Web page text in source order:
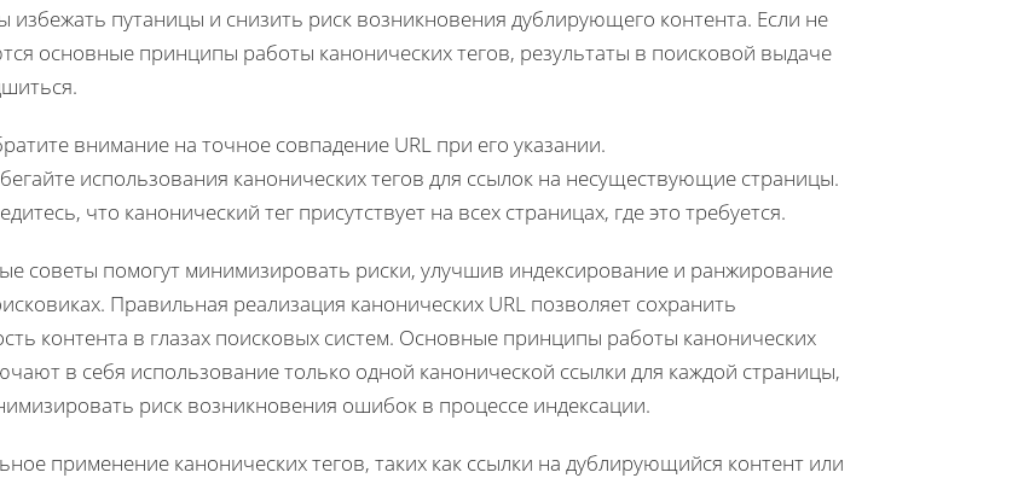
избежать путаницы и снизить риск возникновения дублирующего контента. Если не
основные принципы работы канонических тегов, результаты в поисковой выдаче
внимание на точное совпадение URL при его указании.
использования канонических тегов для ссылок на несуществующие страницы.
что канонический тег присутствует на всех страницах, где это требуется.
советы помогут минимизировать риски, улучшив индексирование и ранжирование
Правильная реализация канонических URL позволяет сохранить
контента в глазах поисковых систем. Основные принципы работы канонических
в себя использование только одной канонической ссылки для каждой страницы,
риск возникновения ошибок в процессе индексации.
применение канонических тегов, таких как ссылки на дублирующийся контент или